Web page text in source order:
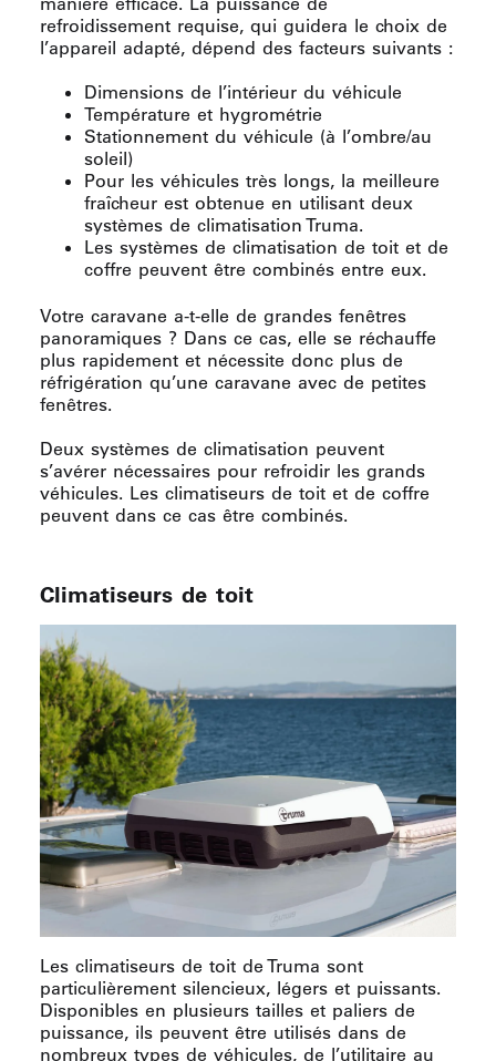
refroidissement requise, qui guidera le choix de
l’appareil adapté, dépend des facteurs suivants :
Dimensions de l’intérieur du véhicule
Température et hygrométrie
Stationnement du véhicule (à l’ombre/au
soleil)
Pour les véhicules très longs, la meilleure
fraîcheur est obtenue en utilisant deux
systèmes de climatisation Truma.
Les systèmes de climatisation de toit et de
coffre peuvent être combinés entre eux.
Votre caravane a-t-elle de grandes fenêtres
panoramiques ? Dans ce cas, elle se réchauffe
plus rapidement et nécessite donc plus de
réfrigération qu’une caravane avec de petites
fenêtres.
Deux systèmes de climatisation peuvent
s’avérer nécessaires pour refroidir les grands
véhicules. Les climatiseurs de toit et de coffre
peuvent dans ce cas être combinés.
Climatiseurs de toit
Les climatiseurs de toit de Truma sont
particulièrement silencieux, légers et puissants.
Disponibles en plusieurs tailles et paliers de
puissance, ils peuvent être utilisés dans de
nombreux types de véhicules, de l’utilitaire au